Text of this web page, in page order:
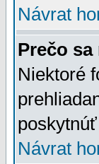
Návrat
Prečo
Niektoré
Návrat